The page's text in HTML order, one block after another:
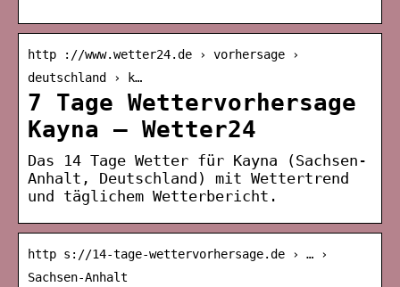
http ://www.wetter24.de › vorhersage ›
deutschland › k…
7 Tage Wettervorhersage
Kayna – Wetter24
Das 14 Tage Wetter für Kayna (Sachsen-
Anhalt, Deutschland) mit Wettertrend
und täglichem Wetterbericht.
http s://14-tage-wettervorhersage.de › … ›
Sachsen-Anhalt